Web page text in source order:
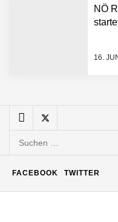
NÖ
16.
Suchen
FACEBOOK TWITTER